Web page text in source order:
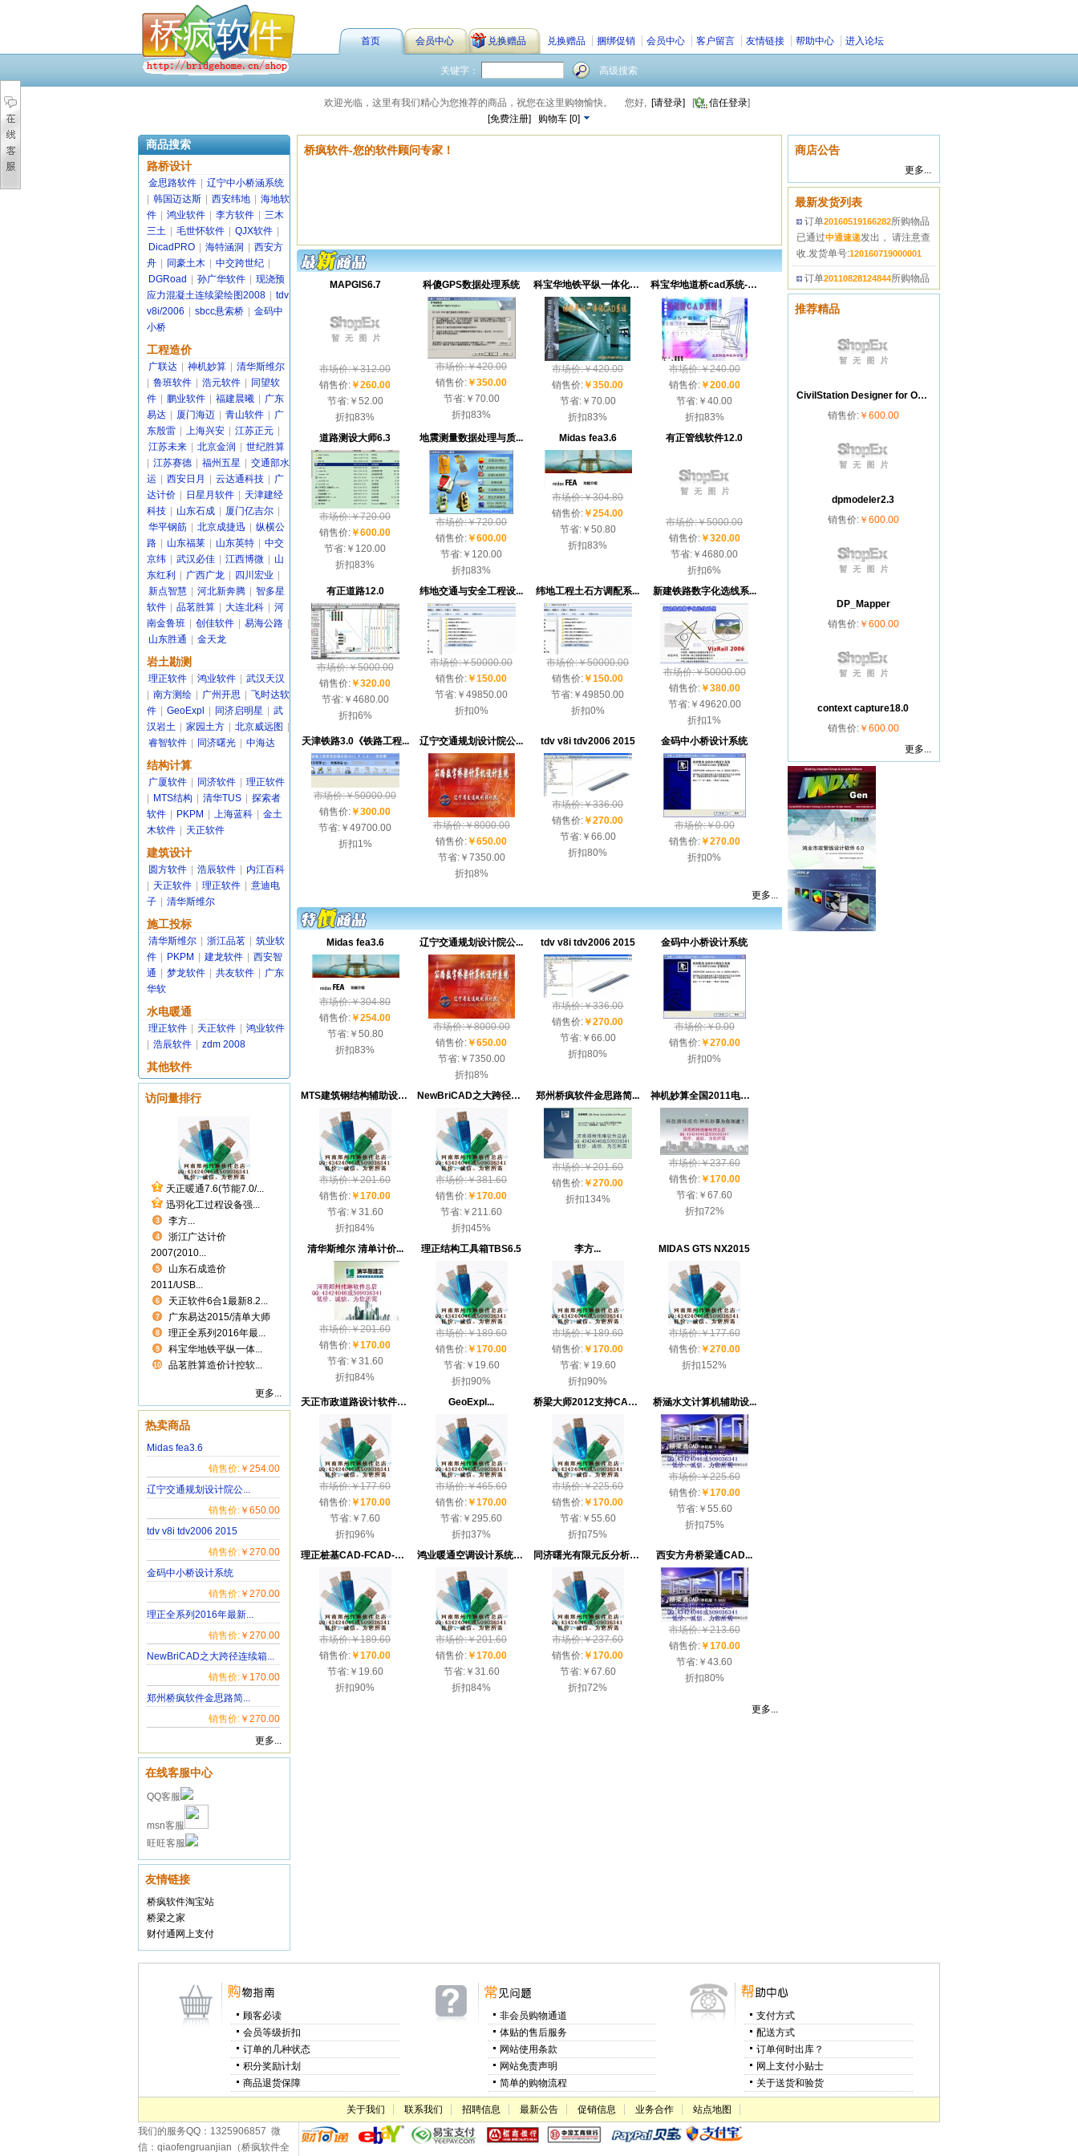
首页 会员中心 兑换赠品 兑换赠品 捆绑促销 会员中心 客户留言 友情链接 帮助中心 进入论坛
关键字： 高级搜索
欢迎光临，这里有我们精心为您推荐的商品，祝您在这里购物愉快。 您好, [请登录] [ 信任登录]
[免费注册]
购物车[0]
商品搜索
路桥设计
金思路软件
辽宁中小桥涵系统
韩国迈达斯 西安纬地
海地软
件
鸿业软件 李方软件
三木
三土
毛世怀软件 QJX软件
DicadPRO
海特涵洞
西安方
舟
同豪土木 中交跨世纪
DGRoad
孙广华软件
现浇预
应力混凝土连续梁绘图2008
tdv
v8i/2006
sbcc悬索桥
金码中
小桥
工程造价
广联达 神机妙算
清华斯维尔
鲁班软件 浩元软件
同望软
件
鹏业软件 福建晨曦
广东
易达
厦门海迈 青山软件
广
东殷雷
上海兴安 江苏正元
江苏未来
北京金润
世纪胜算
江苏赛德 福州五星
交通部水
运
西安日月 云达通科技
广
达计价
日星月软件
天津建经
科技
山东石成 厦门亿吉尔
华平钢筋
北京成捷迅
纵横公
路
山东福莱 山东英特
中交
京纬
武汉必佳 江西博微
山
东红利
广西广龙 四川宏业
新点智慧
河北新奔腾
智多星
软件
品茗胜算 大连北科
河
南金鲁班
创佳软件 易海公路
山东胜通
金天龙
岩土勘测
理正软件 鸿业软件
武汉天汉
南方测绘 广州开思
飞时达软
件
GeoExpl 同济启明星
武
汉岩土
家园土方 北京威远图
睿智软件
同济曙光 中海达
结构计算
广厦软件 同济软件
理正软件
MTS结构 清华TUS
探索者
软件
PKPM 上海蓝科
金土
木软件
天正软件
建筑设计
圆方软件 浩辰软件
内江百科
天正软件 理正软件
意迪电
子
清华斯维尔
施工投标
清华斯维尔 浙江品茗
筑业软
件
PKPM 建龙软件
西安智
通
梦龙软件 共友软件
广东
华软
水电暖通
理正软件 天正软件
鸿业软件
浩辰软件 zdm 2008
其他软件
访问量排行
1 天正暖通7.6(节能7.0/...
2 迅羽化工过程设备强...
3 李方...
4
浙江广达计价
2007(2010...
5
山东石成造价
2011/USB...
6 天正软件6合1最新8.2...
7 广东易达2015/清单大师
8 理正全系列2016年最...
9 科宝华地铁平纵一体...
10 品茗胜算造价计控软...
更多...
热卖商品
Midas fea3.6
销售价: ￥254.00
辽宁交通规划设计院公...
销售价: ￥650.00
tdv v8i tdv2006 2015
销售价: ￥270.00
金码中小桥设计系统
销售价: ￥270.00
理正全系列2016年最新...
销售价: ￥270.00
NewBriCAD之大跨径连续箱...
销售价: ￥170.00
郑州桥疯软件金思路简...
销售价: ￥270.00
更多...
在线客服中心
QQ客服
msn客服
旺旺客服
友情链接
桥疯软件淘宝站
桥梁之家
财付通网上支付
桥疯软件-您的软件顾问专家！
MAPGIS6.7
市场价:￥312.00
销售价: ￥260.00
节省:￥52.00
折扣83%
科傻GPS数据处理系统
市场价:￥420.00
销售价: ￥350.00
节省:￥70.00
折扣83%
科宝华地铁平纵一体化CA...
市场价:￥420.00
销售价: ￥350.00
节省:￥70.00
折扣83%
科宝华地道桥cad系统-v5.5
市场价:￥240.00
销售价:￥200.00
节省: ￥40.00
折扣83%
道路测设大师6.3
市场价:￥720.00
销售价: ￥600.00
节省: ￥120.00
折扣83%
地震测量数据处理与质...
市场价:￥720.00
销售价: ￥600.00
节省: ￥120.00
折扣83%
Midas fea3.6
市场价:￥304.80
销售价: ￥254.00
节省:￥50.80
折扣83%
有正管线软件12.0
市场价:￥5000.00
销售价:￥320.00
节省: ￥4680.00
折扣6%
有正道路12.0
市场价:￥5000.00
销售价: ￥320.00
节省:￥4680.00
折扣6%
纬地交通与安全工程设...
市场价:￥50000.00
销售价: ￥150.00
节省: ￥49850.00
折扣0%
纬地工程土石方调配系...
市场价:￥50000.00
销售价: ￥150.00
节省: ￥49850.00
折扣0%
新建铁路数字化选线系...
市场价:￥50000.00
销售价:￥380.00
节省:￥49620.00
折扣1%
天津铁路3.0《铁路工程...
市场价:￥50000.00
销售价: ￥300.00
节省: ￥49700.00
折扣1%
辽宁交通规划设计院公...
市场价:￥8000.00
销售价: ￥650.00
节省:￥7350.00
折扣8%
tdv v8i tdv2006 2015
市场价:￥336.00
销售价: ￥270.00
节省:￥66.00
折扣80%
金码中小桥设计系统
市场价:￥0.00
销售价:￥270.00
折扣0%
更多...
Midas fea3.6
市场价:￥304.80
销售价: ￥254.00
节省:￥50.80
折扣83%
辽宁交通规划设计院公...
市场价:￥8000.00
销售价: ￥650.00
节省:￥7350.00
折扣8%
tdv v8i tdv2006 2015
市场价:￥336.00
销售价: ￥270.00
节省:￥66.00
折扣80%
金码中小桥设计系统
市场价:￥0.00
销售价:￥270.00
折扣0%
MTS建筑钢结构辅助设计...
市场价:￥201.60
销售价: ￥170.00
节省:￥31.60
折扣84%
NewBriCAD之大跨径连续箱...
市场价:￥381.60
销售价: ￥170.00
节省: ￥211.60
折扣45%
郑州桥疯软件金思路简...
市场价:￥201.60
销售价: ￥270.00
折扣134%
神机妙算全国2011电力预算
市场价:￥237.60
销售价:￥170.00
节省: ￥67.60
折扣72%
清华斯维尔 清单计价...
市场价:￥201.60
销售价: ￥170.00
节省:￥31.60
折扣84%
理正结构工具箱TBS6.5
市场价:￥189.60
销售价: ￥170.00
节省:￥19.60
折扣90%
李方...
市场价:￥189.60
销售价: ￥170.00
节省:￥19.60
折扣90%
MIDAS GTS NX2015
市场价:￥177.60
销售价:￥270.00
折扣152%
天正市政道路设计软件TD...
市场价:￥177.60
销售价: ￥170.00
节省: ￥7.60
折扣96%
GeoExpl...
市场价:￥465.60
销售价: ￥170.00
节省: ￥295.60
折扣37%
桥梁大师2012支持CAD2006...
市场价:￥225.60
销售价: ￥170.00
节省:￥55.60
折扣75%
桥涵水文计算机辅助设...
市场价:￥225.60
销售价:￥170.00
节省: ￥55.60
折扣75%
理正桩基CAD-FCAD-P2.91特价58
市场价:￥189.60
销售价: ￥170.00
节省:￥19.60
折扣90%
鸿业暖通空调设计系统AC...
市场价:￥201.60
销售价: ￥170.00
节省:￥31.60
折扣84%
同济曙光有限元反分析4.0
市场价:￥237.60
销售价: ￥170.00
节省:￥67.60
折扣72%
西安方舟桥梁通CAD...
市场价:￥213.60
销售价:￥170.00
节省: ￥43.60
折扣80%
更多...
商店公告
更多...
最新发货列表
订单20160519166282
已通过中通速递发出， 请注意查
收.发货单号:120160719000001
订单20110828124844所购物品
已通过中通速递发出， 请注意查
收.发货单号:120110831000001
申通E物流
发出， 请注意
查收.发货单号:120100820000012
已通过圆通速递发出， 请注意查
收.发货单号:120100820000011
不需要物流发出， 请注意
查收.发货单号:120100820000010
收.发货单号:120100820000009
38758929469262
申通E物流 发出， 请注意
38708500066962
顺丰速运 发出， 请注意查
38548730430662
顺丰速运 发出， 请注意查
圆通速递
120100820000005
订单38191713797062
已通过圆通速递发出， 请注意查
收.发货单号:120100820000004
订单 37897398626162
已通过圆通速递发出， 请注意查
收.发货单号:
120100820000003
订单37897200196162
已通过圆通速递发出， 请注意查
收.发货单号:
120100820000002
推荐精品
CivilStation Designer for OpenRoads
销售价:￥600.00
dpmodeler2.3
销售价:￥600.00
DP_Mapper
销售价:￥600.00
context capture18.0
销售价:￥600.00
更多...
顾客必读
会员等级折扣
订单的几种状态
积分奖励计划
商品退货保障
非会员购物通道
体贴的售后服务
网站使用条款
网站免责声明
简单的购物流程
支付方式
配送方式
订单何时出库？
网上支付小贴士
关于送货和验货
关于我们 联系我们 招聘信息 最新公告 促销信息 业务合作
站点地图
我们的服务QQ：1325906857 微
信：qiaofengruanjian（桥疯软件全